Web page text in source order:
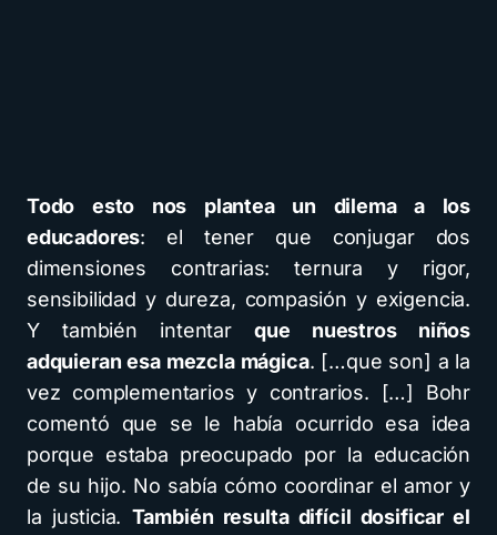
Todo esto nos plantea un dilema a los
educadores: el tener que conjugar dos
dimensiones contrarias: ternura y rigor,
sensibilidad y dureza, compasión y exigencia.
Y también intentarque nuestros niños
adquieran esa mezcla mágica. […que son] a la
vez complementarios y contrarios. […] Bohr
comentó que se le había ocurrido esa idea
porque estaba preocupado por la educación
de su hijo. No sabía cómo coordinar el amor y
la justicia. También resulta difícil dosificar el